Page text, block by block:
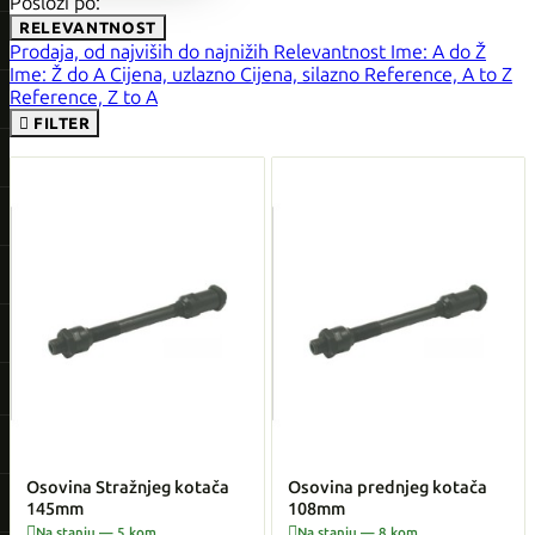
RELEVANTNOST
Prodaja, od najviših do najnižih Relevantnost Ime: A do Ž
Ime: Ž do A Cijena, uzlazno Cijena, silazno Reference, A to Z
Reference, Z to A
 FILTER
Osovina Stražnjeg kotača
145mm
Osovina prednjeg kotača
108mm